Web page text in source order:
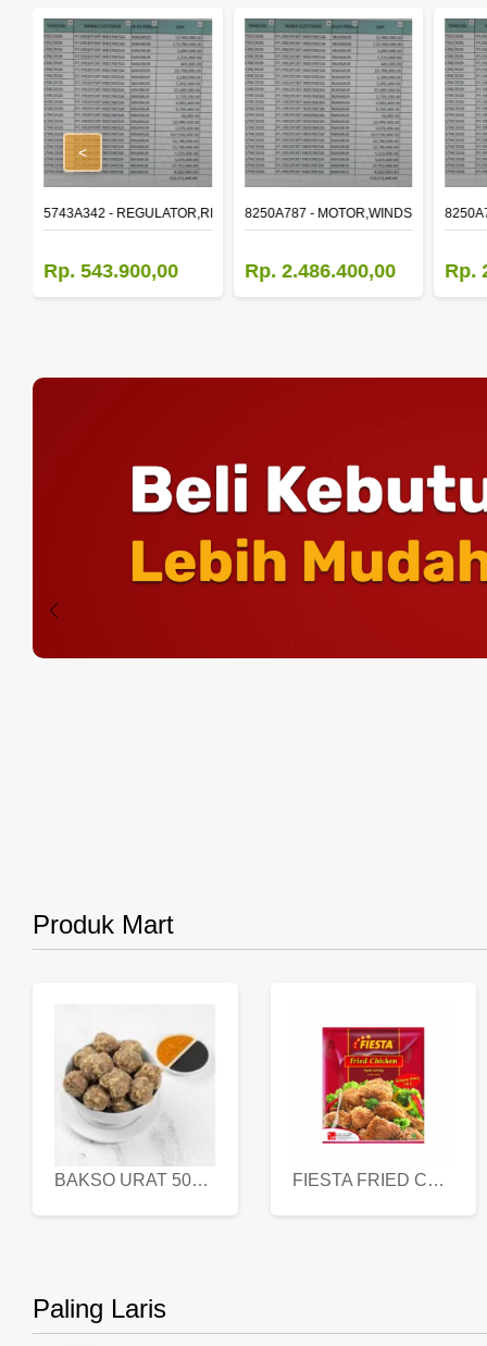
DOOR WINDOW,LH
5743A342 - REGULATOR,RR DOOR WINDOW,RH
Rp. 543.900,00
8250A787 - MOTOR,WINDSHIELD
Rp. 2.486.400,00 Rp.
<
Produk Mart
BAKSO URAT 500 GR FIESTA FRIED CHICKEN 500 GR
Paling Laris